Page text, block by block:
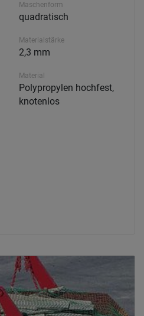
Maschenform
quadratisch
Materialstärke
2,3 mm
Material
Polypropylen hochfest,
knotenlos